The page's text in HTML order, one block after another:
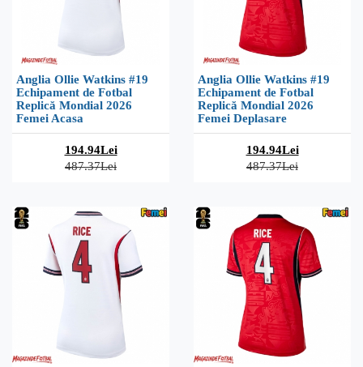
Anglia Ollie Watkins #19
Echipament de Fotbal
Replică Mondial 2026
Femei Acasa
194.94Lei
487.37Lei
Anglia Ollie Watkins #19
Echipament de Fotbal
Replică Mondial 2026
Femei Deplasare
194.94Lei
487.37Lei